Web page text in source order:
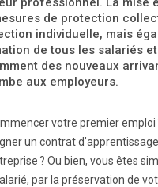
de protection
individuelle, mais
de tous les salariés et
des nouveaux
aux employeurs.
votre premier emploi
un contrat
? Ou bien, vous êtes
par la préservation de